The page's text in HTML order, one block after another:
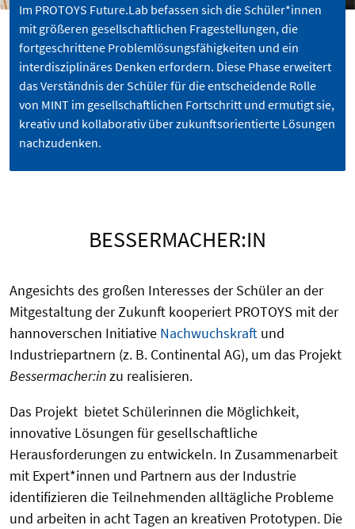
Im PROTOYS Future.Lab befassen sich die Schüler*innen
mit größeren gesellschaftlichen Fragestellungen, die
fortgeschrittene Problemlösungsfähigkeiten und ein
interdisziplinäres Denken erfordern. Diese Phase erweitert
das Verständnis der Schüler für die entscheidende Rolle
von MINT im gesellschaftlichen Fortschritt und ermutigt sie,
kreativ und kollaborativ über zukunftsorientierte Lösungen
nachzudenken.
BESSERMACHER:IN
Angesichts des großen Interesses der Schüler an der
Mitgestaltung der Zukunft kooperiert PROTOYS mit der
hannoverschen Initiative Nachwuchskraft und
Industriepartnern (z. B. Continental AG), um das Projekt
Bessermacher:inzu realisieren.
Das Projekt bietet Schülerinnen die Möglichkeit,
innovative Lösungen für gesellschaftliche
Herausforderungen zu entwickeln. In Zusammenarbeit
mit Expert*innen und Partnern aus der Industrie
identifizieren die Teilnehmenden alltägliche Probleme
und arbeiten in acht Tagen an kreativen Prototypen. Die